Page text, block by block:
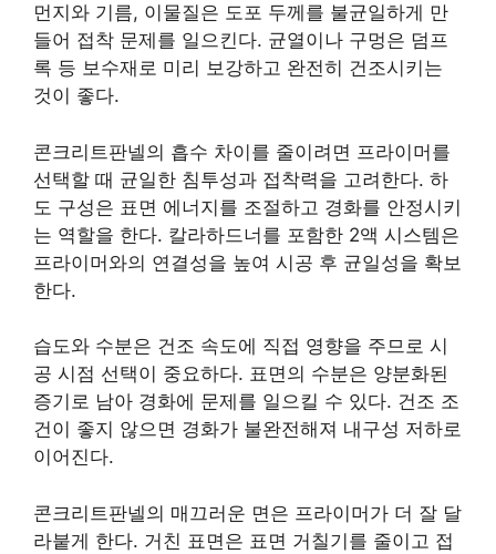
먼지와 기름, 이물질은 도포 두께를 불균일하게 만
들어 접착 문제를 일으킨다. 균열이나 구멍은 덤프
록 등 보수재로 미리 보강하고 완전히 건조시키는
것이 좋다.
콘크리트판넬의 흡수 차이를 줄이려면 프라이머를
선택할 때 균일한 침투성과 접착력을 고려한다. 하
도 구성은 표면 에너지를 조절하고 경화를 안정시키
는 역할을 한다. 칼라하드너를 포함한 2액 시스템은
프라이머와의 연결성을 높여 시공 후 균일성을 확보
한다.
습도와 수분은 건조 속도에 직접 영향을 주므로 시
공 시점 선택이 중요하다. 표면의 수분은 양분화된
증기로 남아 경화에 문제를 일으킬 수 있다. 건조 조
건이 좋지 않으면 경화가 불완전해져 내구성 저하로
이어진다.
콘크리트판넬의 매끄러운 면은 프라이머가 더 잘 달
라붙게 한다. 거친 표면은 표면 거칠기를 줄이고 접